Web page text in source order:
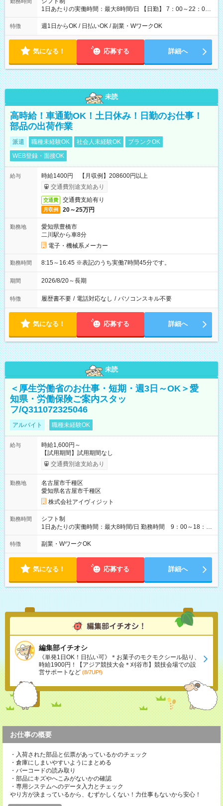
1日あたりの実働時間：最大8時間/日 【日勤】 7：00～22：00
の間で8時間勤務（休憩時間は法定通り） ※週1日～OK ／ 夜勤
なし ＊＊ 勤務時間例 ＊＊ ■8時から17時 ■9時から18時 ■10
定（毎週同じ曜日勤務）
特徴 週1日からOK / 日払いOK / 副業・WワークOK
気になる！ 応募する 詳細へ
未読
高時給！車通勤OK！土日休み！日勤のお仕事！
部品の出荷作業
派遣 職種未経験OK 社会人未経験OK
ブランクOK
WEB登録・面接OK
給与
時給1400円 【月収例】208600円以上
交通費別途支給あり
交通費 交通費支給有り
月収例 20～25万円
勤務地
愛知県豊橋市
二川駅から車8分
電子・機械系メーカー
勤務時間 8:15～16:45 ※表記のうち実働7時間45分です。
期間 2026/8/20～長期
特徴 履歴書不要 / 電話対応なし / パソコンスキル不要
気になる！ 応募する 詳細へ
未読
＜厚生労働省のお仕事・短期・週3日～OK＞愛
知県・労働保険ご案内スタッ
フ/Q311072325046
アルバイト 職種未経験OK
給与
時給1,600円～
【試用期間】試用期間なし
交通費別途支給あり
勤務地
名古屋市千種区
愛知県名古屋市千種区
株式会社アイヴィジット
勤務時間
シフト制
1日あたりの実働時間：最大8時間/日 勤務時間 9：00～18：
00(実働8h、休憩1h) 土日祝含む週3日～OK、シフト制 ※もちろ
ん週5日勤務もOK♪ 勤務期間：2026年8月12日～9月9日※リスト
特徴 副業・WワークOK
気になる！ 応募する 詳細へ
編集部イチオシ
《単発1日OK！日払い可》＊お菓子のモクモクシール貼り、
時給1900円！【アジア競技大会＊刈谷市】競技会場での設
営サポートなど (8/7UP!)
お仕事の概要
・入荷された部品と伝票があっているかのチェック
・倉庫にしまいやすいようにまとめる
・バーコードの読み取り
・部品にキズやへこみがないかの確認
・専用システムへのデータ入力とチェック
やり方が決まっているから、むずかしくない！力仕事もないから安心！